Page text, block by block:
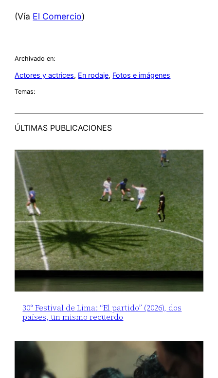
(Vía El Comercio)
Archivado en:
Actores y actrices, En rodaje, Fotos e imágenes
Temas:
ÚLTIMAS PUBLICACIONES
30° Festival de Lima: “El partido” (2026), dos
países, un mismo recuerdo